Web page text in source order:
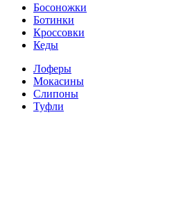
Босоножки
Ботинки
Кроссовки
Кеды
Лоферы
Мокасины
Слипоны
Туфли